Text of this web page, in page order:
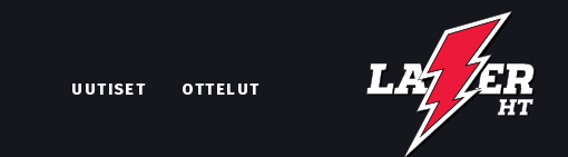
UUTISET OTTELUT